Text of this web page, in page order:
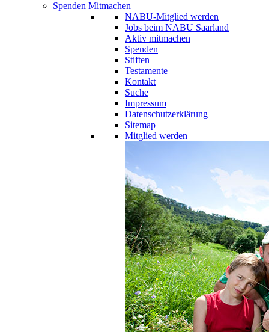
Spenden Mitmachen
NABU-Mitglied werden
Jobs beim NABU Saarland
Aktiv mitmachen
Spenden
Stiften
Testamente
Kontakt
Suche
Impressum
Datenschutzerklärung
Sitemap
Mitglied werden